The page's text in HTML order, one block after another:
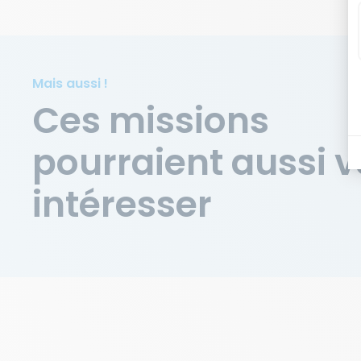
Mais aussi !
Ces missions
pourraient aussi
intéresser